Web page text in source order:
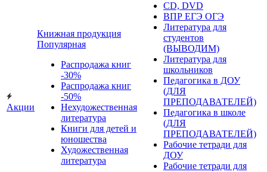
Акции
Книжная продукция
Популярная
Распродажа книг
-30%
Распродажа книг
-50%
Нехудожественная
литература
Книги для детей и
юношества
Художественная
литература
CD, DVD
ВПР ЕГЭ ОГЭ
Литература для
студентов
(ВЫВОДИМ)
Литература для
школьников
Педагогика в ДОУ
(ДЛЯ
ПРЕПОДАВАТЕЛЕЙ)
Педагогика в школе
(ДЛЯ
ПРЕПОДАВАТЕЛЕЙ)
Рабочие тетради для
ДОУ
Рабочие тетради для